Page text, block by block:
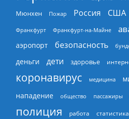
Мюнхен Пожар Россия США
Франкфурт Франкфурт-на-Майне
аэропорт безопасность
деньги дети здоровье
коронавирус медицина
нападение
общество пассажиры
полиция работа статистика